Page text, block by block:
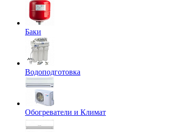
Баки
Водоподготовка
Обогреватели и Климат